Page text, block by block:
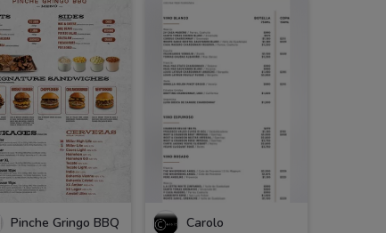
Pinche Gringo BBQ Carolo